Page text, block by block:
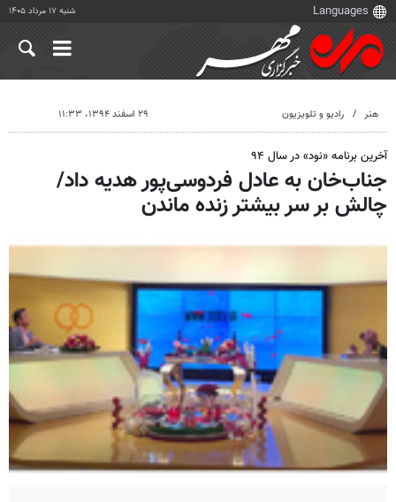
شنبه ۱۷ مرداد ۱۴۰۵
هنر رادیو و تلویزیون ۲۹ اسفند ۱۳۹۴، ۱۱:۳۳
آخرین برنامه «نود» در سال ۹۴
جناب‌خان به عادل فردوسی‌پور هدیه داد/
چالش بر سر بیشتر زنده ماندن